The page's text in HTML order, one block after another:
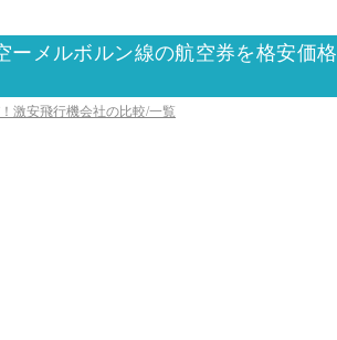
ーメルボルン線の航空券を格安価格
激安飛行機会社の比較/一覧